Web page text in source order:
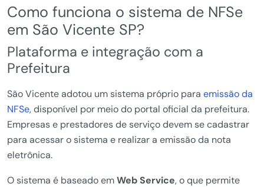
Como funciona o sistema de NFSe
em São Vicente SP?
Plataforma e integração com a
Prefeitura
São Vicente adotou um sistema próprio para emissão da
NFSe, disponível por meio do portal oficial da prefeitura.
Empresas e prestadores de serviço devem se cadastrar
para acessar o sistema e realizar a emissão da nota
eletrônica.
O sistema é baseado emWeb Service, o que permite